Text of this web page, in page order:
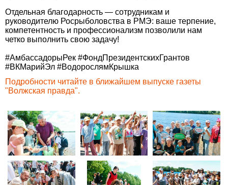
Отдельная благодарность — сотрудникам и
руководителю Росрыболовства в РМЭ: ваше терпение,
компетентность и профессионализм позволили нам
четко выполнить свою задачу!
#АмбассадорыРек #ФондПрезидентскихГрантов
#ВКМарийЭл #ВодорослямКрышка
Подробности читайте в ближайшем выпуске газеты
"Волжская правда".